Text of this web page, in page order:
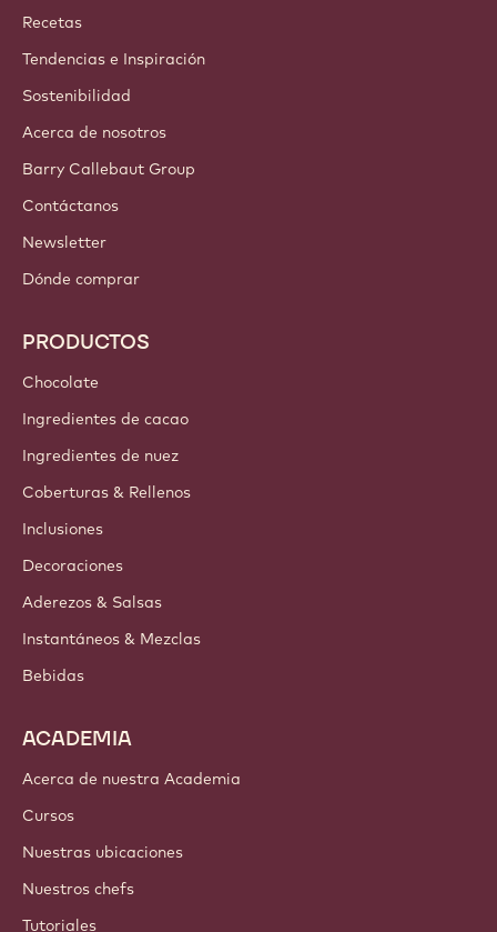
Callebaut
Recetas
Tendencias e Inspiración
Sostenibilidad
Acerca de nosotros
Barry Callebaut Group
Contáctanos
Newsletter
Dónde comprar
PRODUCTOS
Chocolate
Ingredientes de cacao
Ingredientes de nuez
Coberturas & Rellenos
Inclusiones
Decoraciones
Aderezos & Salsas
Instantáneos & Mezclas
Bebidas
ACADEMIA
Acerca de nuestra Academia
Cursos
Nuestras ubicaciones
Nuestros chefs
Tutoriales